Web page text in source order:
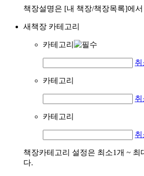
책장설명은 [내 책장/책장목록]에
새책장 카테고리
카테고리
취
카테고리
취
카테고리
취
책장카테고리 설정은 최소1개 ~ 최
다.